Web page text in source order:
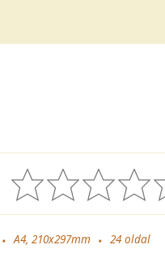
A4, 210x297mm 24oldal